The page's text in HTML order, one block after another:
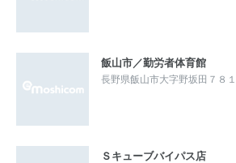
飯山市／勤労者体育館
長野県飯山市大字野坂田７８
Ｓキューブバイパス店